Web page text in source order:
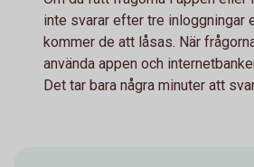
inte svarar efter tre inloggningar
kommer de att låsas. När
använda appen och
Det tar bara några minuter att